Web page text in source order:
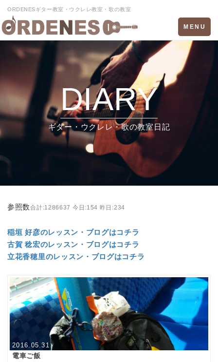
ORDENESギター教室・ウクレレ教室・歌の教室
Toggle
navigation
MENU
DIARY
ギター・ウクレレ・歌の教室日記
参照数合計:1286637 今日:154 昨日:234
稲垣 好彦のレッスン・ブログはコチラ
古賀 稔宏のレッスン・ブログはコチラ
立花香穂里のレッスン・ブログはコチラ
2016.05.31
電車ご飯